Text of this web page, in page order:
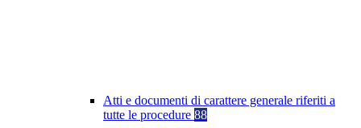
Atti e documenti di carattere generale riferiti a
tutte le procedure 88